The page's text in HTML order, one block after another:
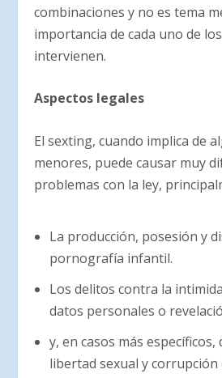
combinaciones y no es tema
importancia de cada uno de
intervienen.
Aspectos legales
El sexting, cuando implica de
menores, puede causar muy
problemas con la ley,
La producción, posesión y
pornografía infantil.
Los delitos contra la
datos personales o
y, en casos más
libertad sexual y corrupción